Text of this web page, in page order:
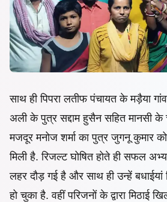
साथ ही पिपरा लतीफ पंचायत के मड़ैया गांव
अली के पुत्र सद्दाम हुसैन सहित मानसी
मजदूर मनोज शर्मा का पुत्र जुगनू कुमार को
मिली है. रिजल्ट घोषित होते हीसफल
लहर दौड़ गई है और साथ ही उन्हें
हो चुका है. वहीं परिजनों के द्वारा मिठाई